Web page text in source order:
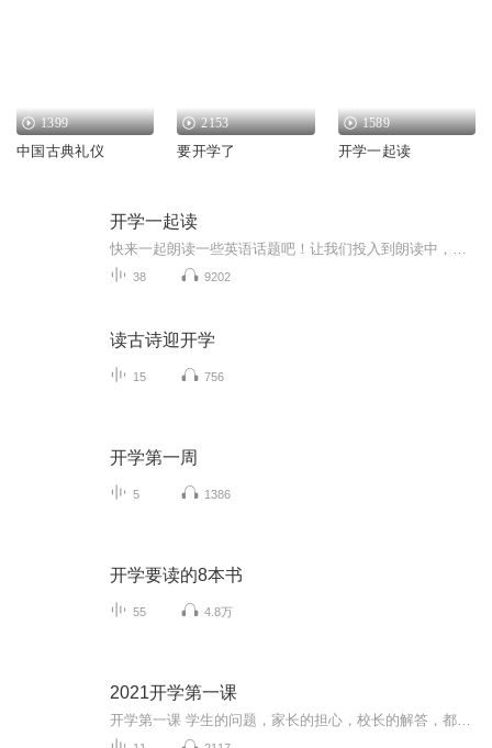
1399
中国古典礼仪
2153
要开学了
1589
开学一起读
开学一起读
38 9202
读古诗迎开学
15 756
开学第一周
5 1386
开学要读的8本书
55 4.8万
2021开学第一课